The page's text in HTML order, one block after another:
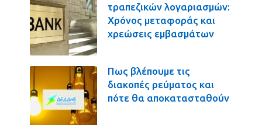
τραπεζικών λογαριασμών:
Χρόνος μεταφοράς και
χρεώσεις εμβασμάτων
Πως βλέπουμε τις
διακοπές ρεύματος και
πότε θα αποκατασταθούν